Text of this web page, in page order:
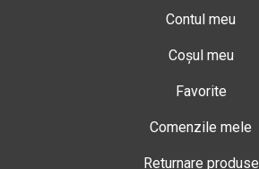
Contul meu
Coșul meu
Favorite
Comenzile mele
Returnare produse